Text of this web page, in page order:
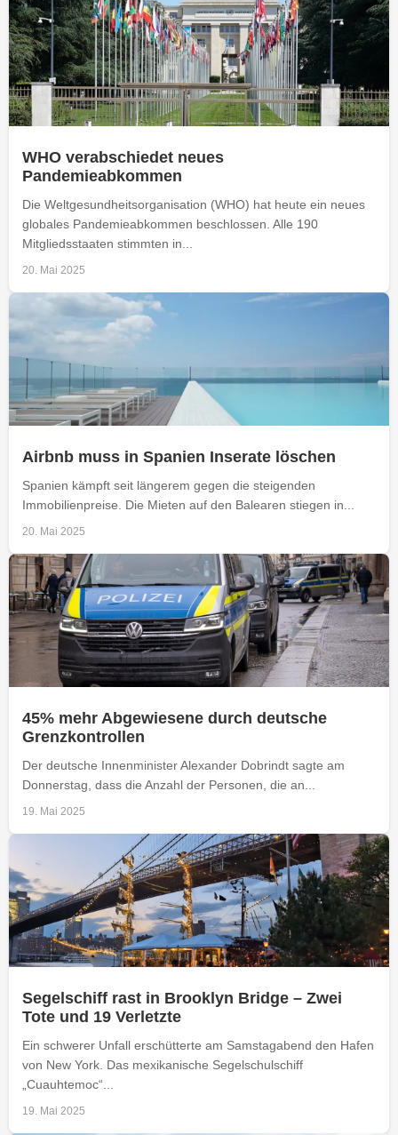
WHO verabschiedet neues
Pandemieabkommen
Die Weltgesundheitsorganisation (WHO) hat heute ein neues
globales Pandemieabkommen beschlossen. Alle 190
Mitgliedsstaaten stimmten in...
20. Mai 2025
Airbnb muss in Spanien Inserate löschen
Spanien kämpft seit längerem gegen die steigenden
Immobilienpreise. Die Mieten auf den Balearen stiegen in...
20. Mai 2025
45% mehr Abgewiesene durch deutsche
Grenzkontrollen
Der deutsche Innenminister Alexander Dobrindt sagte am
Donnerstag, dass die Anzahl der Personen, die an...
19. Mai 2025
Segelschiff rast in Brooklyn Bridge – Zwei
Tote und 19 Verletzte
Ein schwerer Unfall erschütterte am Samstagabend den Hafen
von New York. Das mexikanische Segelschulschiff
„Cuauhtemoc“...
19. Mai 2025